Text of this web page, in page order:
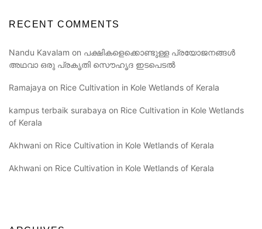
RECENT COMMENTS
Nandu Kavalam on പക്ഷികളെക്കൊണ്ടുള്ള പ്രയോജനങ്ങൾ
അഥവാ ഒരു പ്രകൃതി സൌഹൃദ ഇടപെടൽ
Ramajaya on Rice Cultivation in Kole Wetlands of Kerala
kampus terbaik surabaya on Rice Cultivation in Kole Wetlands
of Kerala
Akhwani on Rice Cultivation in Kole Wetlands of Kerala
Akhwani on Rice Cultivation in Kole Wetlands of Kerala